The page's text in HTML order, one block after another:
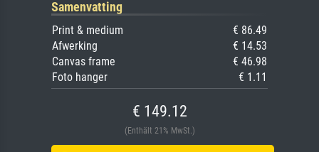
Samenvatting
Print & medium
€ 86.49
Afwerking
€ 14.53
Canvas frame
€ 46.98
Foto hanger
€ 1.11
€ 149.12
(Enthält 21% MwSt.)